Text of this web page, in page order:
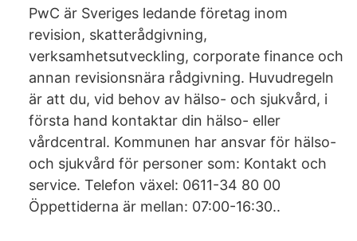
PwC är Sveriges ledande företag inom
revision, skatterådgivning,
verksamhetsutveckling, corporate finance och
annan revisionsnära rådgivning. Huvudregeln
är att du, vid behov av hälso- och sjukvård, i
första hand kontaktar din hälso- eller
vårdcentral. Kommunen har ansvar för hälso-
och sjukvård för personer som: Kontakt och
service. Telefon växel: 0611-34 80 00
Öppettiderna är mellan: 07:00-16:30..